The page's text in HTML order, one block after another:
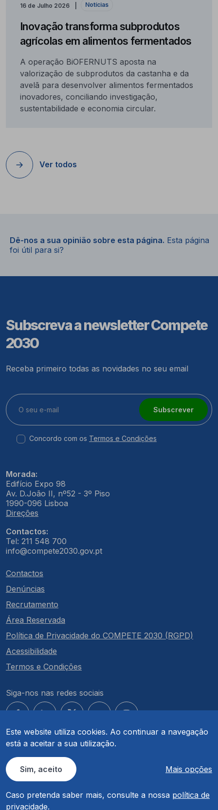
Este website utiliza cookies. Ao continuar a navegação
está a aceitar a sua utilização.
Sim, aceito Mais opções
Caso pretenda saber mais, consulte a nossa política de
privacidade.
16 de Julho 2026 Notícias
Inovação transforma subprodutos
agrícolas em alimentos fermentados
A operação BiOFERNUTS aposta na
valorização de subprodutos da castanha e da
avelã para desenvolver alimentos fermentados
inovadores, conciliando investigação,
sustentabilidade e economia circular.
Ver todos
Dê-nos a sua opinião sobre esta página. Esta página
foi útil para si?
Subscreva a newsletter Compete
2030
Receba primeiro todas as novidades no seu email
Subscrever
Concordo com os Termos e Condições
Morada:
Edifício Expo 98
Av. D.João II, nº52 - 3º Piso
1990-096 Lisboa
Direções
Contactos:
Tel: 211 548 700
info@compete2030.gov.pt
Contactos
Denúncias
Recrutamento
Área Reservada
Política de Privacidade do COMPETE 2030 (RGPD)
Acessibilidade
Termos e Condições
Siga-nos nas redes sociais
© COMPETE 2030. Todos os direitos reservados.